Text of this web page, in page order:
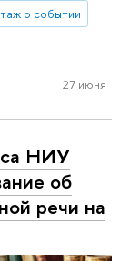
о событии
27 июня
НИУ
об
речи на